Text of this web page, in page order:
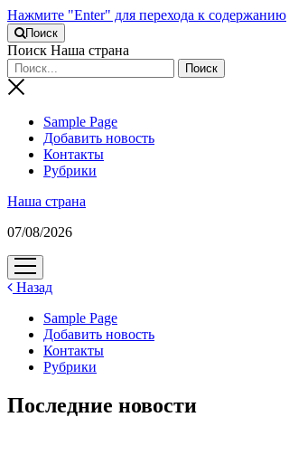
Нажмите "Enter" для перехода к содержанию
Поиск
Поиск Наша страна
Sample Page
Добавить новость
Контакты
Рубрики
Наша страна
07/08/2026
открыть
меню
Назад
Sample Page
Добавить новость
Контакты
Рубрики
Последние новости